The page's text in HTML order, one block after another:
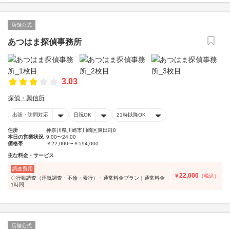
店舗公式
あつはま探偵事務所
3.03
探偵・興信所
出張・訪問対応 日祝OK 21時以降OK
住所
神奈川県川崎市川崎区東田町8
本日の営業状況 9:00〜24:00
価格帯
￥22,000〜￥594,000
主な料金・サービス
調査費用
◇行動調査（浮気調査・不倫・素行）・通常料金プラン｜通常料金
1時間
￥22,000 （税込）
店舗公式